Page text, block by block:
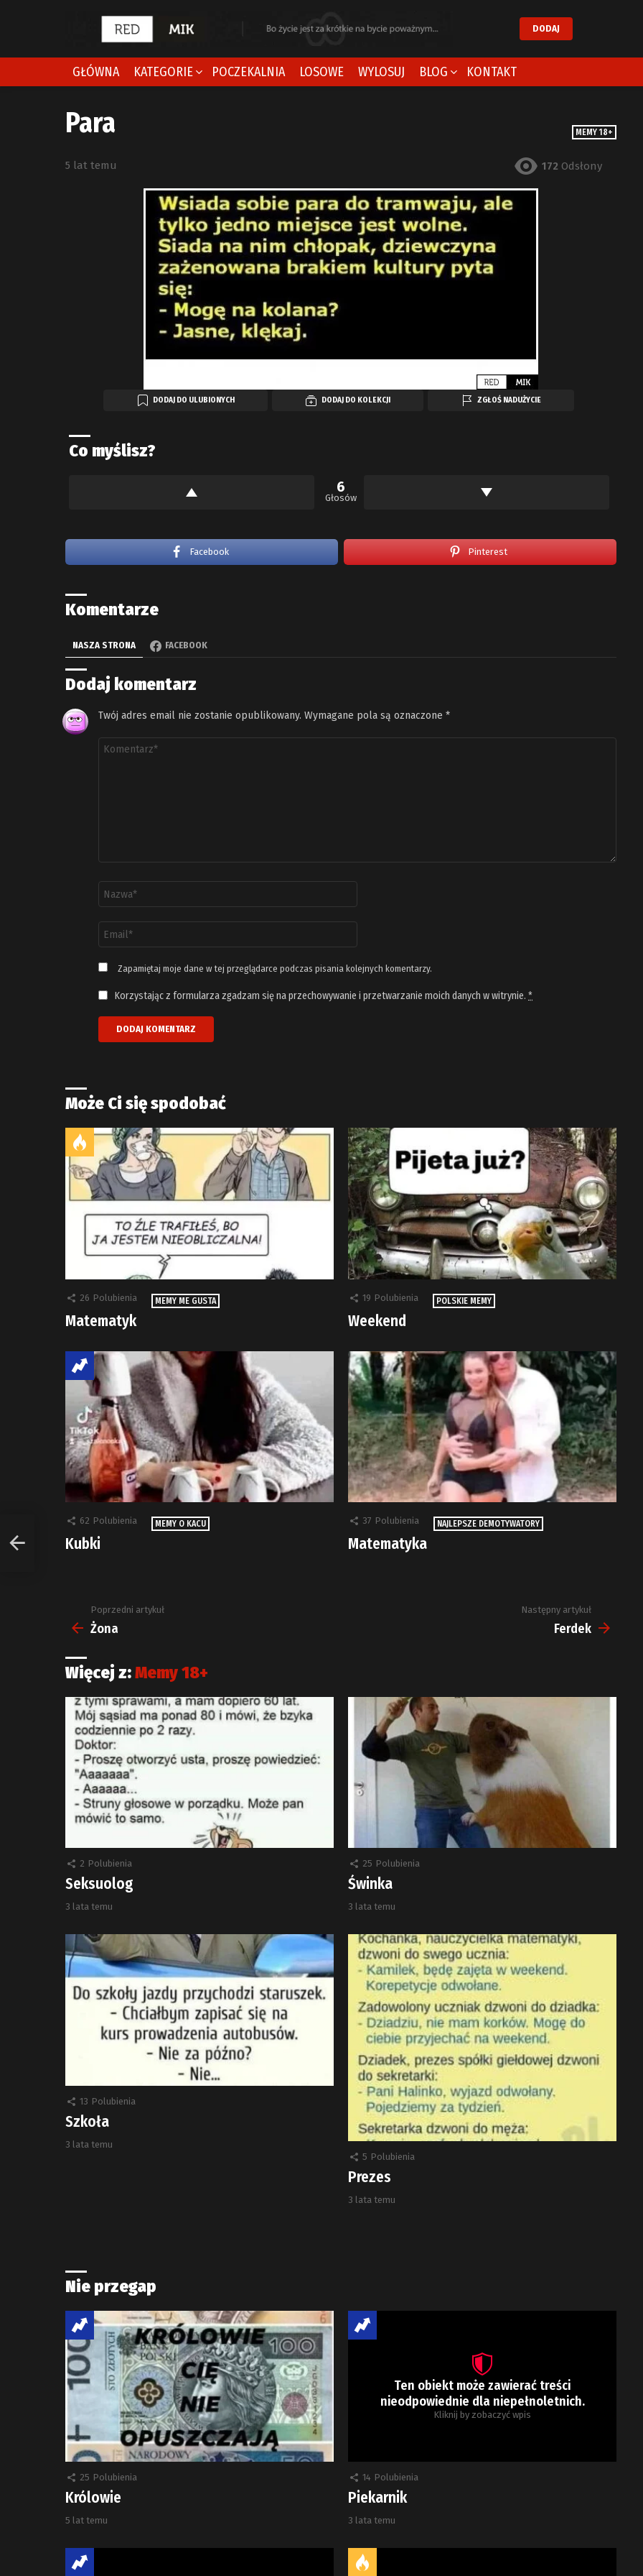
DODAJ
GŁÓWNA KATEGORIE POCZEKALNIA LOSOWE WYLOSUJ BLOG KONTAKT
MEMY 18+
Para
5 lat temu 172 Odsłony
DODAJ DO ULUBIONYCH DODAJ DO KOLEKCJI ZGŁOŚ NADUŻYCIE
Co myślisz?
6
Głosów
Facebook Pinterest
Komentarze
NASZA STRONA FACEBOOK
Dodaj komentarz
Twój adres email nie zostanie opublikowany. Wymagane pola są oznaczone *
Komentarz
email
*
Zapamiętaj moje dane w tej przeglądarce podczas pisania kolejnych komentarzy.
Korzystając z formularza zgadzam się na przechowywanie i przetwarzanie moich danych w witrynie. *
Może Ci się spodobać
26 Polubienia MEMY ME GUSTA
Matematyk
19 Polubienia POLSKIE MEMY
Weekend
62 Polubienia MEMY O KACU
Kubki
37 Polubienia NAJLEPSZE DEMOTYWATORY
Matematyka
Zobacz
więcej
Poprzedni artykuł
Żona
Następny artykuł
Ferdek
Więcej z:Memy 18+
2 Polubienia
Seksuolog
3 lata temu
25 Polubienia
Świnka
3 lata temu
13 Polubienia
Szkoła
3 lata temu
5 Polubienia
Prezes
3 lata temu
Nie przegap
25 Polubienia
Królowie
5 lat temu
Ten obiekt może zawierać treści
nieodpowiednie dla niepełnoletnich.
Kliknij by zobaczyć wpis
14 Polubienia
Piekarnik
3 lata temu